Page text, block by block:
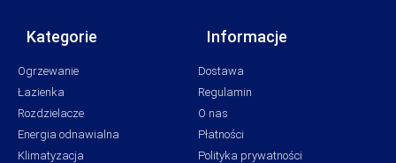
Kategorie
Ogrzewanie
Łazienka
Rozdzielacze
Energia odnawialna
Klimatyzacja
Informacje
Dostawa
Regulamin
O nas
Płatności
Polityka prywatności